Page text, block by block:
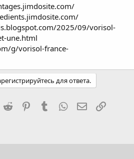
2025/09/vorisol-
une.html
g/vorisol-france-
для ответа.
Reddit PinterestTumblr WhatsApp Ссылка